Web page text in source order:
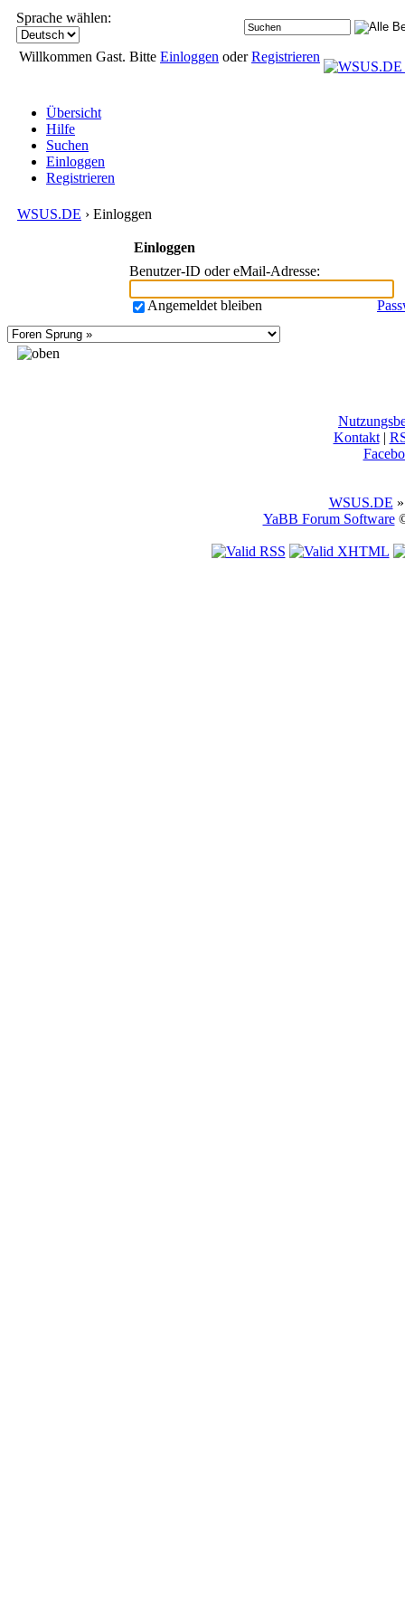
Sprache wählen:
Willkommen Gast. Bitte Einloggen oderRegistrieren
Übersicht
Hilfe
Suchen
Einloggen
Registrieren
WSUS.DE › Einloggen
Einloggen
Benutzer-ID oder eMail-Adresse:
Angemeldet bleiben
Kontakt|
WSUS.DE
YaBB Forum Software©